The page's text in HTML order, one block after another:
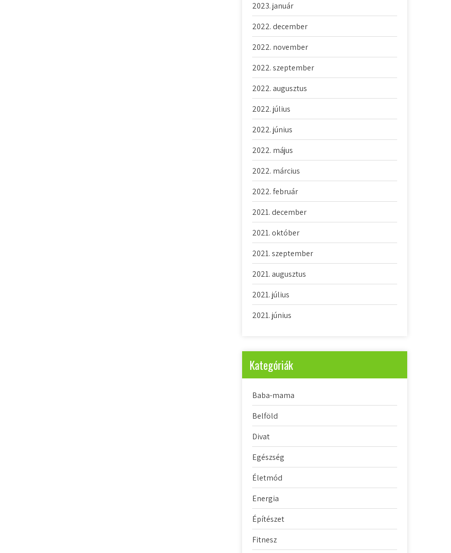
2023. január
2022. december
2022. november
2022. szeptember
2022. augusztus
2022. július
2022. június
2022. május
2022. március
2022. február
2021. december
2021. október
2021. szeptember
2021. augusztus
2021. július
2021. június
Kategóriák
Baba-mama
Belföld
Divat
Egészség
Életmód
Energia
Építészet
Fitnesz